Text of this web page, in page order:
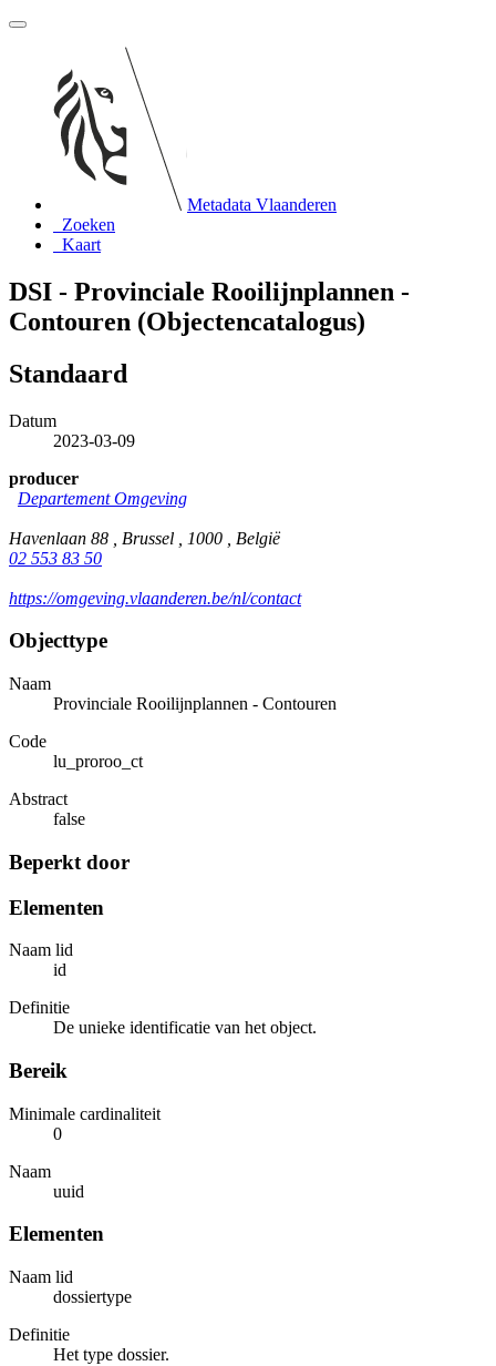
Metadata Vlaanderen
Zoeken
Kaart
DSI - Provinciale Rooilijnplannen -
Contouren (Objectencatalogus)
Standaard
Datum
2023-03-09
producer
Departement Omgeving
Havenlaan 88 , Brussel , 1000 , België
02 553 83 50
https://omgeving.vlaanderen.be/nl/contact
Objecttype
Naam
Provinciale Rooilijnplannen - Contouren
Code
lu_proroo_ct
Abstract
false
Beperkt door
Elementen
Naam lid
id
Definitie
De unieke identificatie van het object.
Bereik
Minimale cardinaliteit
0
Naam
uuid
Elementen
Naam lid
dossiertype
Definitie
Het type dossier.